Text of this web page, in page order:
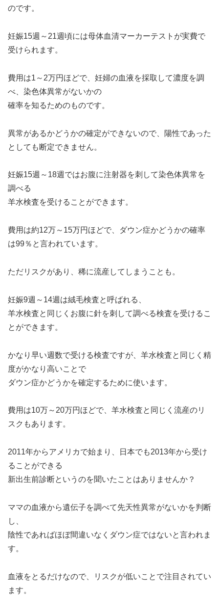
のです。
妊娠15週～21週頃には母体血清マーカーテストが実費で
受けられます。
費用は1～2万円ほどで、妊婦の血液を採取して濃度を調
べ、染色体異常がないかの
確率を知るためのものです。
異常があるかどうかの確定ができないので、陽性であった
としても断定できません。
妊娠15週～18週ではお腹に注射器を刺して染色体異常を
調べる
羊水検査を受けることができます。
費用は約12万～15万円ほどで、ダウン症かどうかの確率
は99％と言われています。
ただリスクがあり、稀に流産してしまうことも。
妊娠9週～14週は絨毛検査と呼ばれる、
羊水検査と同じくお腹に針を刺して調べる検査を受けるこ
とができます。
かなり早い週数で受ける検査ですが、羊水検査と同じく精
度がかなり高いことで
ダウン症かどうかを確定するために使います。
費用は10万～20万円ほどで、羊水検査と同じく流産のリ
スクもあります。
2011年からアメリカで始まり、日本でも2013年から受け
ることができる
新出生前診断というのを聞いたことはありませんか？
ママの血液から遺伝子を調べて先天性異常がないかを判断
し、
陰性であればほぼ間違いなくダウン症ではないと言われま
す。
血液をとるだけなので、リスクが低いことで注目されてい
ます。